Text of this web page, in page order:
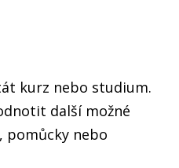
kurz nebo studium.
další možné
pomůcky nebo